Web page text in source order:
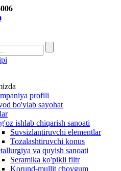
profili
bo'ylab sayohat
ishlab chiqarish sanoati
Suvsizlantiruvchi elementlar
Tozalashtiruvchi konus
va quyish sanoati
Seramika ko'pikli filtr
Korund-mullit chovgum